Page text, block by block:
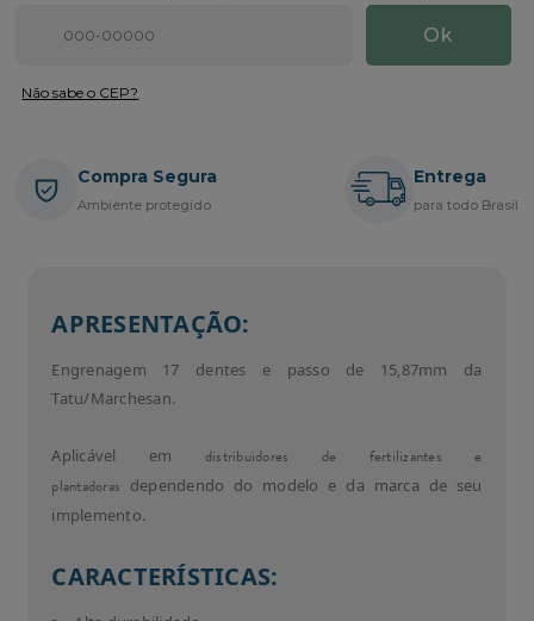
Não sabe o CEP?
Compra Segura
Ambiente protegido
Entrega
para todo Brasil
APRESENTAÇÃO:
Engrenagem 17 dentes e passo de 15,87mm da
Tatu/Marchesan.
Aplicável em distribuidores de fertilizantes e
plantadoras dependendo do modelo e da marca de seu
implemento.
CARACTERÍSTICAS: